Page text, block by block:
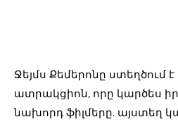
Ջեյմս Քեմերոնը ստեղծում
ատրակցիոն, որը կարծես
նախորդ ֆիլմերը. այստեղ